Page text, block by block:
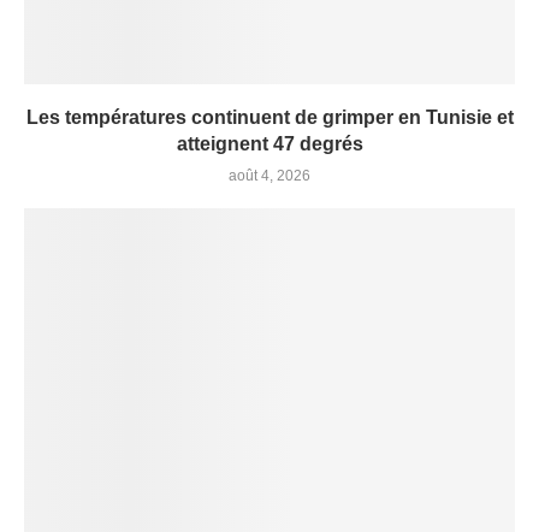
Les températures continuent de grimper en Tunisie et
atteignent 47 degrés
août 4, 2026